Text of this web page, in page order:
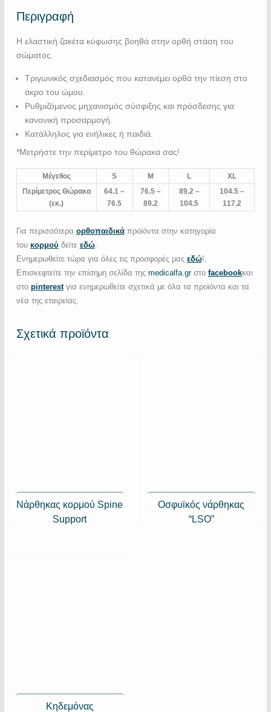
Περιγραφή
Η ελαστική ζακέτα κύφωσης βοηθά στην ορθή στάση του
σώματος.
Τριγωνικός σχεδιασμός που κατανέμει ορθά την πίεση στο
άκρο του ώμου.
Ρυθμιζόμενος μηχανισμός σύσφιξης και πρόσδεσης για
κανονική προσαρμογή.
Κατάλληλος για ενήλικες ή παιδιά.
*Μετρήστε την περίμετρο του θώρακα σας!
Μέγεθος S M L
XL
Περίμετρος Θώρακα
(εκ.)
64.1 –
76.5
76.5 –
89.2
89.2 –
104.5
104.5 –
117.2
Για περισσότερα ορθοπαιδικάπροϊόντα στην κατηγορία
του κορμού δείτε εδώ.
Ενημερωθείτε τώρα για όλες τις προσφορές μας εδώ!.
Επισκεφτείτε την επίσημη σελίδα της medicalfa.grστο facebookκαι
στο pinterest για ενημερωθείτε σχετικά με όλα τα προϊόντα και τα
νέα της εταιρείας.
Σχετικά προϊόντα
Νάρθηκας κορμού Spine
Support
Οσφυϊκός νάρθηκας
“LSO”
Κηδεμόνας